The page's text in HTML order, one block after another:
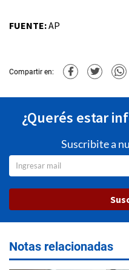
FUENTE:AP
Compartir en:
¿Querés estar
Suscribite a
Notas relacionadas